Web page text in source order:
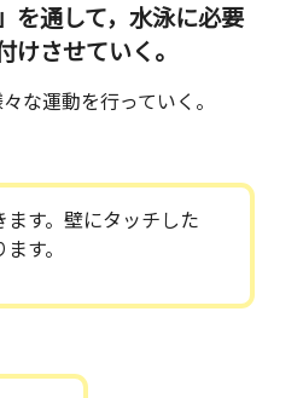
を通して，水泳に必要
けさせていく。
な運動を行っていく。
す。壁にタッチした
す。